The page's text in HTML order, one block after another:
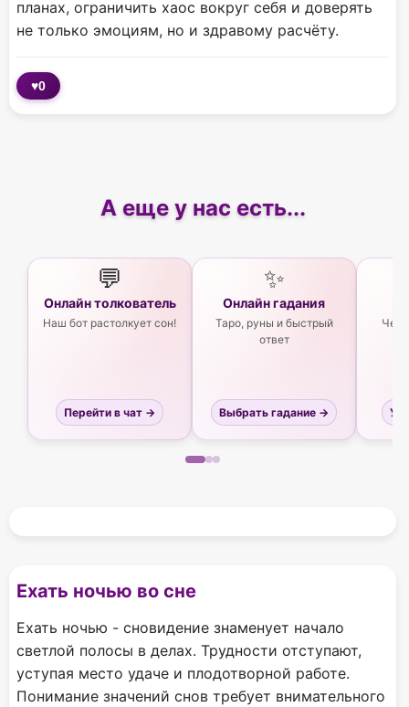
планах, ограничить хаос вокруг себя и доверять
не только эмоциям, но и здравому расчёту.
♥0
А еще у нас есть...
💬
Онлайн толкователь
Наш бот растолкует сон!
Перейти в чат →
✨
Онлайн гадания
Таро, руны и быстрый
ответ
Выбрать гадание →
Ехать ночью во сне
Ехать ночью - сновидение знаменует начало
светлой полосы в делах. Трудности отступают,
уступая место удаче и плодотворной работе.
Понимание значений снов требует внимательного